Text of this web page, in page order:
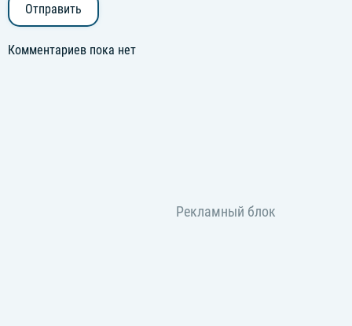
Отправить
Комментариев пока нет